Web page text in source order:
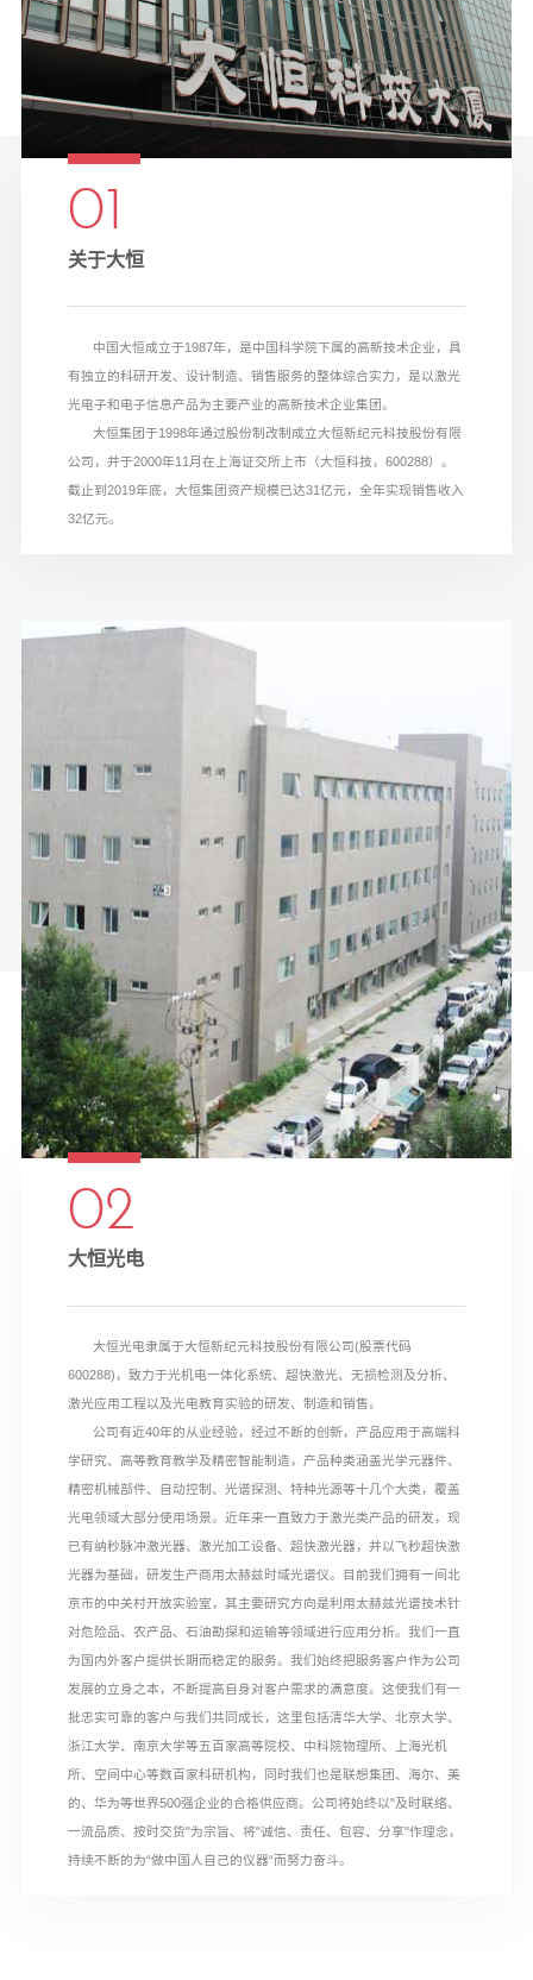
01
关于大恒
中国大恒成立于1987年，是中国科学院下属的高新技术企业，具
有独立的科研开发、设计制造、销售服务的整体综合实力，是以激光
光电子和电子信息产品为主要产业的高新技术企业集团。
大恒集团于1998年通过股份制改制成立大恒新纪元科技股份有限
公司，并于2000年11 月在上海证交所上市（大恒科技， 600288）。
截止到 2019年底，大恒集团资产规模已达31亿元，全年实现销售收入
32亿元。
02
大恒光电
大恒光电隶属于大恒新纪元科技股份有限公司(股票代码
600288)，致力于光机电一体化系统、超快激光、无损检测及分析、
激光应用工程以及光电教育实验的研发、制造和销售。
公司有近40年的从业经验，经过不断的创新，产品应用于高端科
学研究、高等教育教学及精密智能制造，产品种类涵盖光学元器件、
精密机械部件、自动控制、光谱探测、特种光源等十几个大类，覆盖
光电领域大部分使用场景。近年来一直致力于激光类产品的研发，现
已有纳秒脉冲激光器、激光加工设备、超快激光器，并以飞秒超快激
光器为基础，研发生产商用太赫兹时域光谱仪。目前我们拥有一间北
京市的中关村开放实验室，其主要研究方向是利用太赫兹光谱技术针
对危险品、农产品、石油勘探和运输等领域进行应用分析。我们一直
为国内外客户提供长期而稳定的服务。我们始终把服务客户作为公司
发展的立身之本，不断提高自身对客户需求的满意度。这使我们有一
批忠实可靠的客户与我们共同成长，这里包括清华大学、北京大学、
浙江大学、南京大学等五百家高等院校、中科院物理所、上海光机
所、空间中心等数百家科研机构，同时我们也是联想集团、海尔、美
的、华为等世界500强企业的合格供应商。公司将始终以"及时联络、
一流品质、按时交货"为宗旨、将"诚信、责任、包容、分享"作理念，
持续不断的为“做中国人自己的仪器“而努力奋斗。